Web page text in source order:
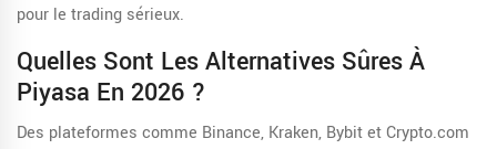
pour le trading sérieux.
Quelles Sont Les Alternatives Sûres À
Piyasa En 2026 ?
Des plateformes comme Binance, Kraken, Bybit et Crypto.com